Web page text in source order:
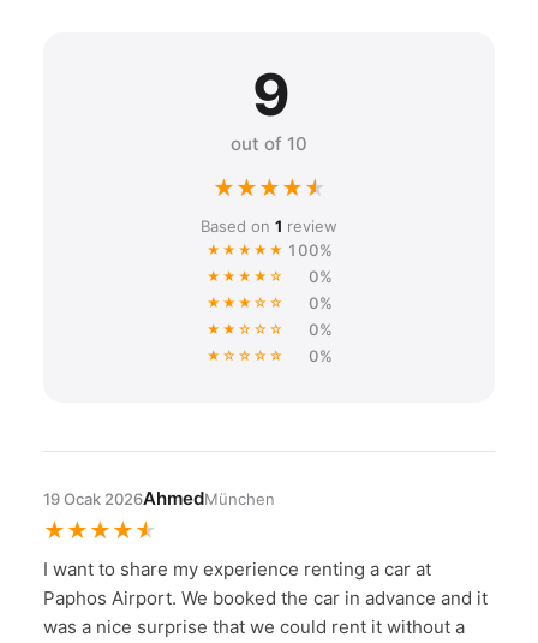
9
out of 10
★★★★★
Based on 1 review
★★★★★ 100%
★★★★☆ 0%
★★★☆☆ 0%
★★☆☆☆ 0%
★☆☆☆☆ 0%
19 Ocak 2026AhmedMünchen
★★★★★
I want to share my experience renting a car at
Paphos Airport. We booked the car in advance and it
was a nice surprise that we could rent it without a